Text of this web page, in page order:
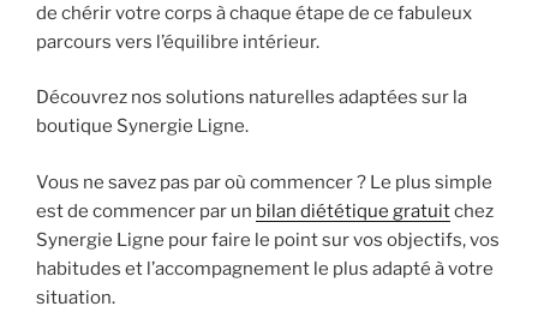
de chérir votre corps à chaque étape de ce fabuleux
parcours vers l’équilibre intérieur.
Découvrez nos solutions naturelles adaptées sur la
boutique Synergie Ligne.
Vous ne savez pas par où commencer ? Le plus simple
est de commencer par un bilan diététique gratuitchez
Synergie Ligne pour faire le point sur vos objectifs, vos
habitudes et l’accompagnement le plus adapté à votre
situation.